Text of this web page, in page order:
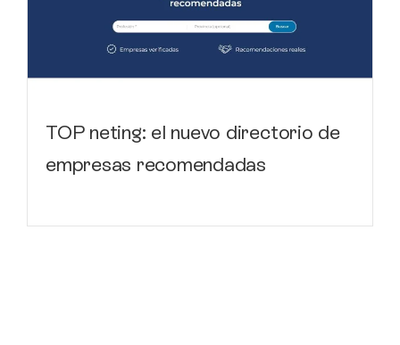
TOP neting: el nuevo directorio de
empresas recomendadas